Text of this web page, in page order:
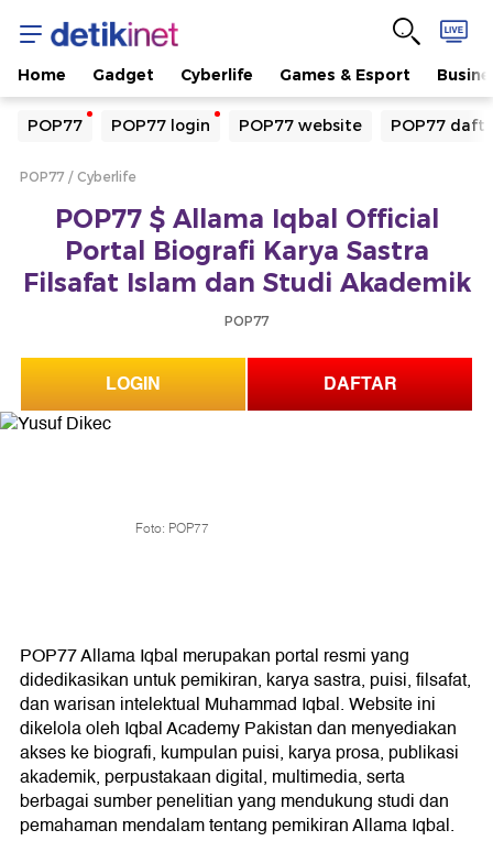
Home Gadget Cyberlife Games & Esport
POP77 POP77 login POP77 website POP77
Yang sedang ramai dicari
Loading...
Loading...
POP77 Cyberlife
POP77 $ Allama Iqbal Official
Portal Biografi Karya Sastra
Filsafat Islam dan Studi Akademik
POP77
LOGIN DAFTAR
Foto: POP77
POP77 Allama Iqbal merupakan portal resmi yang
didedikasikan untuk pemikiran, karya sastra, puisi, filsafat,
dan warisan intelektual Muhammad Iqbal. Website ini
dikelola oleh Iqbal Academy Pakistan dan menyediakan
akses ke biografi, kumpulan puisi, karya prosa, publikasi
akademik, perpustakaan digital, multimedia, serta
berbagai sumber penelitian yang mendukung studi dan
pemahaman mendalam tentang pemikiran Allama Iqbal.